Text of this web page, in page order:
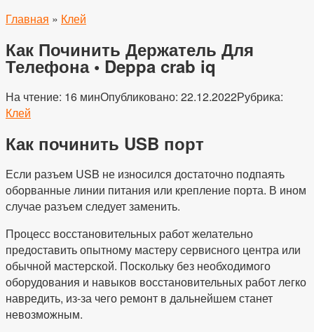
Главная » Клей
Как Починить Держатель Для
Телефона • Deppa crab iq
На чтение: 16 минОпубликовано: 22.12.2022Рубрика:
Клей
Как починить USB порт
Если разъем USB не износился достаточно подпаять
оборванные линии питания или крепление порта. В ином
случае разъем следует заменить.
Процесс восстановительных работ желательно
предоставить опытному мастеру сервисного центра или
обычной мастерской. Поскольку без необходимого
оборудования и навыков восстановительных работ легко
навредить, из-за чего ремонт в дальнейшем станет
невозможным.